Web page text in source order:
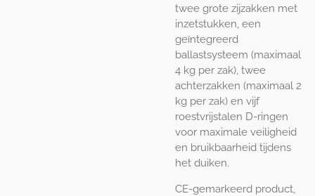
twee grote zijzakken met
inzetstukken, een
geïntegreerd
ballastsysteem (maximaal
4 kg per zak), twee
achterzakken (maximaal 2
kg per zak) en vijf
roestvrijstalen D-ringen
voor maximale veiligheid
en bruikbaarheid tijdens
het duiken.
CE-gemarkeerd product,